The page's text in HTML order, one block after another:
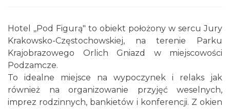
Hotel ,,Pod Figurą" to obiekt położony w sercu Jury
Krakowsko-Częstochowskiej, na terenie Parku
Krajobrazowego Orlich Gniazd w miejscowości
Podzamcze.
To idealne miejsce na wypoczynek i relaks jak
również na organizowanie przyjęć weselnych,
imprez rodzinnych, bankietów i konferencji. Z okien